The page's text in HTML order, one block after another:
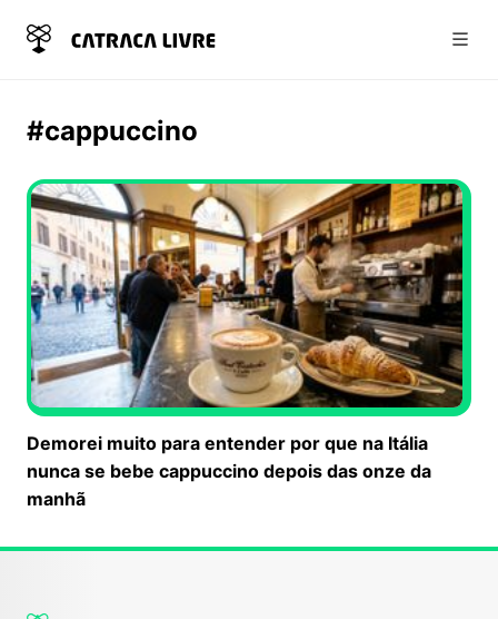
#cappuccino
Demorei muito para entender por que na Itália
nunca se bebe cappuccino depois das onze da
manhã